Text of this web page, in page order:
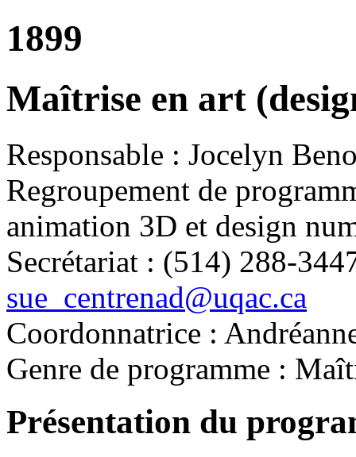
1899
Maîtrise en art
Responsable : Jocelyn
Regroupement de
animation 3D et design
Secrétariat : (514) 288-
sue_centrenad@uqac.ca
Coordonnatrice :
Genre de programme :
Présentation du